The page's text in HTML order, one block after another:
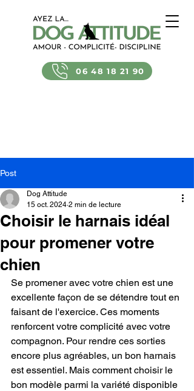
06 48 18 21 90
Post
Choisir le harnais idéal
pour promener votre
chien
Dog Attitude
15 oct. 2024 2 min de lecture
Se promener avec votre chien est une
excellente façon de se détendre tout en
faisant de l'exercice. Ces moments
renforcent votre complicité avec votre
compagnon. Pour rendre ces sorties
encore plus agréables, un bon harnais
est essentiel. Mais comment choisir le
bon modèle parmi la variété disponible